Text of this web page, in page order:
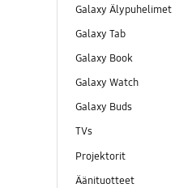
Galaxy Älypuhelimet
Galaxy Tab
Galaxy Book
Galaxy Watch
Galaxy Buds
TVs
Projektorit
Äänituotteet